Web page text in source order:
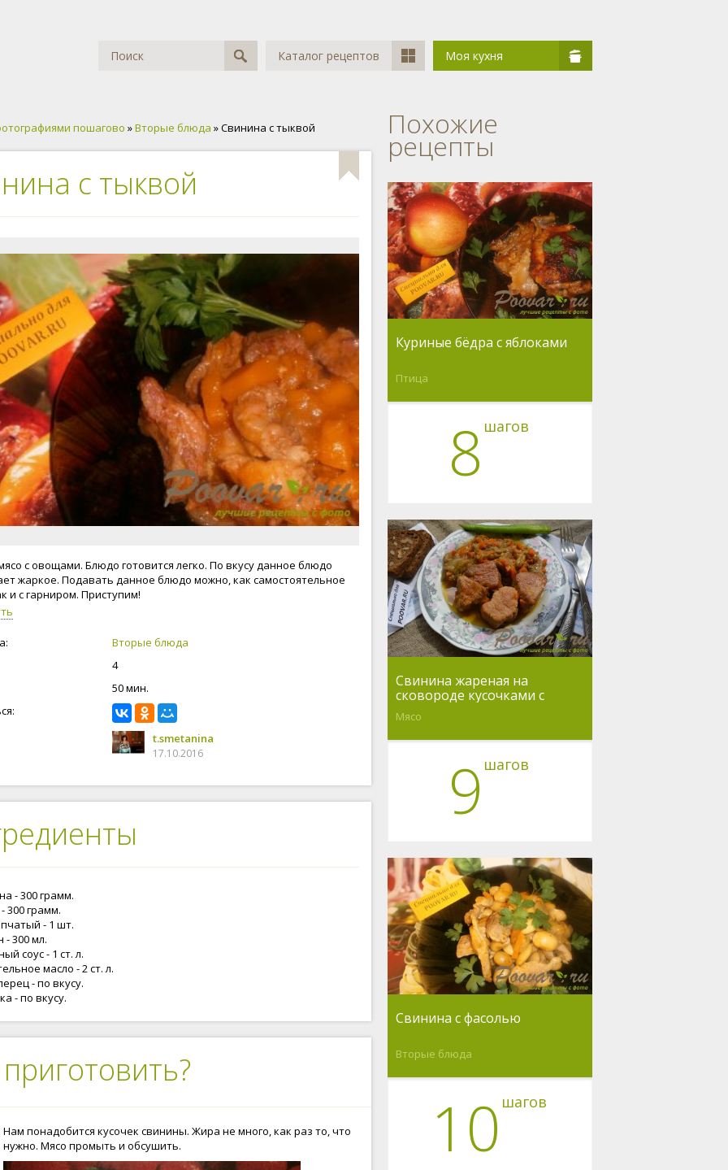
Каталог рецептов Моя кухня
пошагово »Вторые блюда » Свинина с тыквой
с тыквой
с овощами. Блюдо готовится легко. По вкусу данное блюдо
жаркое. Подавать данное блюдо можно, как самостоятельное
и с гарниром. Приступим!
Вторые блюда
4
50 мин.
t.smetanina
17.10.2016
- 300 грамм.
300 грамм.
- 1 шт.
- 300 мл.
соус - 1 ст. л.
масло - 2 ст. л.
- по вкусу.
- по вкусу.
Нам понадобится кусочек свинины. Жира не много, как раз то, что
нужно. Мясо промыть и обсушить.
Похожие
рецепты
Куриные бёдра с яблоками
Птица
8 шагов
Свинина жареная на
сковороде кусочками с
овощами
Мясо
9 шагов
Свинина с фасолью
Вторые блюда
10 шагов